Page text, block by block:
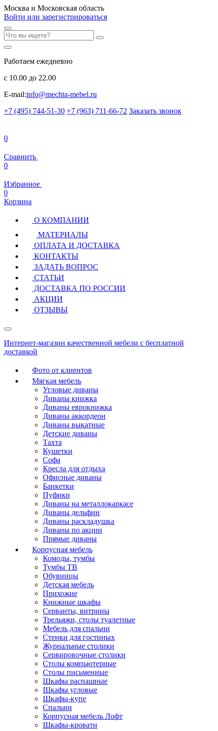
Москва и Московская область
Войти или зарегистрироваться
Работаем ежедневно
с 10.00 до 22.00
E-mail:info@mechta-mebel.ru
+7 (495) 744-51-30 +7 (963) 711-66-72 Заказать звонок
0
Сравнить
0
Избранное
0
Корзина
О КОМПАНИИ
МАТЕРИАЛЫ
ОПЛАТА И ДОСТАВКА
КОНТАКТЫ
ЗАДАТЬ ВОПРОС
СТАТЬИ
ДОСТАВКА ПО РОССИИ
АКЦИИ
ОТЗЫВЫ
Интернет-магазин качественной мебели с бесплатной
доставкой
Фото от клиентов
Мягкая мебель
Угловые диваны
Диваны книжка
Диваны еврокнижка
Диваны аккордеон
Диваны выкатные
Детские диваны
Тахта
Кушетки
Софа
Кресла для отдыха
Офисные диваны
Банкетки
Пуфики
Диваны на металлокаркасе
Диваны дельфин
Диваны раскладушка
Диваны по акции
Прямые диваны
Корпусная мебель
Комоды, тумбы
Тумбы ТВ
Обувницы
Детская мебель
Прихожие
Книжные шкафы
Серванты, витрины
Трельяжи, столы туалетные
Мебель для спальни
Стенки для гостиных
Журнальные столики
Сервировочные столики
Столы компьютерные
Столы письменные
Шкафы распашные
Шкафы угловые
Шкафы-купе
Спальни
Корпусная мебель Лофт
Шкафы-кровати